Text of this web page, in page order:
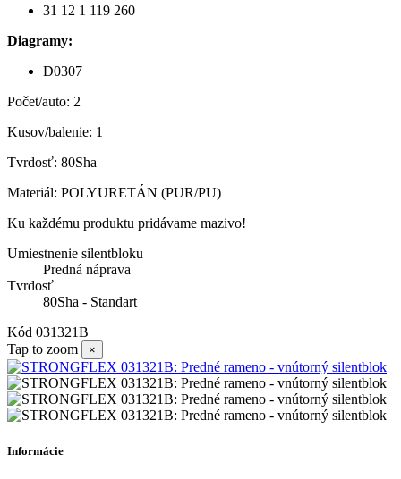
31 12 1 119 260
Diagramy:
D0307
Počet/auto: 2
Kusov/balenie: 1
Tvrdosť: 80Sha
Materiál: POLYURETÁN (PUR/PU)
Ku každému produktu pridávame mazivo!
Umiestnenie silentbloku
Predná náprava
Tvrdosť
80Sha - Standart
Kód 031321B
Tap to zoom
×
Informácie